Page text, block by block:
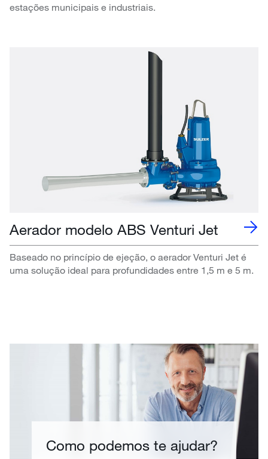
estações municipais e industriais.
Aerador modelo ABS Venturi Jet
Baseado no princípio de ejeção, o aerador Venturi Jet é
uma solução ideal para profundidades entre 1,5 m e 5 m.
Como podemos te ajudar?